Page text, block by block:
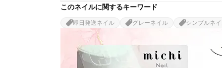
このネイルに関するキーワード
即日発送ネイル グレーネイル シンプルネ